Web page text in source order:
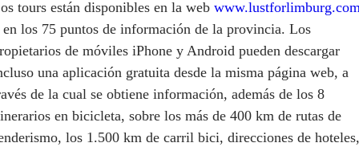
tours están disponibles en la web
los 75 puntos de información de la provincia. Los
de móviles iPhone y Android pueden descargar
una aplicación gratuita desde la misma página web, a
de la cual se obtiene información, además de los 8
en bicicleta, sobre los más de 400 km de rutas de
los 1.500 km de carril bici, direcciones de hoteles,